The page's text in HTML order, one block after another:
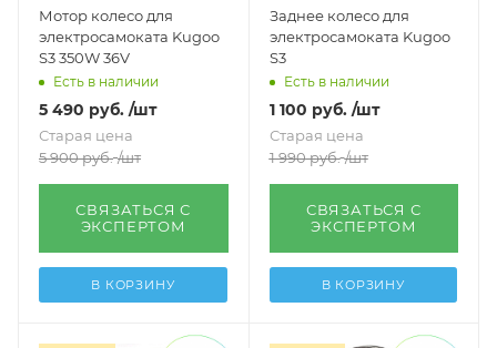
Мотор колесо для
электросамоката Kugoo
S3 350W 36V
Есть в наличии
5 490 руб. /шт
Старая цена
5 900руб. /шт
СВЯЗАТЬСЯ С
ЭКСПЕРТОМ
В КОРЗИНУ
Заднее колесо для
электросамоката Kugoo
S3
Есть в наличии
1 100 руб. /шт
Старая цена
1 990руб. /шт
СВЯЗАТЬСЯ С
ЭКСПЕРТОМ
В КОРЗИНУ